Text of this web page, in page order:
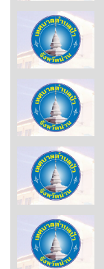
วิดาโฮม
สลีพ&ฟิชชิ่ง
สวัสดีปัวโฮมสเตย์
สุขใจเฮ้าส์
อิงขว้างโฮมสเตย์
อิงดอยปัว
อุ่นไอปัว
อูปแก้วรีสอร์ท
ฮอมฮักแกลเลอรี่